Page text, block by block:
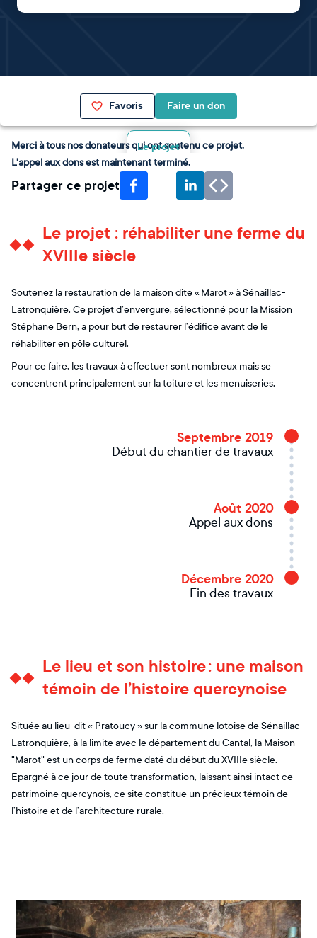
Favoris Faire un don
Le projet
Merci à tous nos donateurs qui ont soutenu ce projet.
L'appel aux dons est maintenant terminé.
Partager ce projet
Le projet : réhabiliter une ferme du
XVIIIe siècle
Soutenez la restauration de la maison dite « Marot » à Sénaillac-
Latronquière. Ce projet d’envergure, sélectionné pour la Mission
Stéphane Bern, a pour but de restaurer l’édifice avant de le
réhabiliter en pôle culturel.
Pour ce faire, les travaux à effectuer sont nombreux mais se
concentrent principalement sur la toiture et les menuiseries.
Septembre 2019
Début du chantier de travaux
Août 2020
Appel aux dons
Décembre 2020
Fin des travaux
Le lieu et son histoire : une maison
témoin de l’histoire quercynoise
Située au lieu-dit « Pratoucy » sur la commune lotoise de Sénaillac-
Latronquière, à la limite avec le département du Cantal, la Maison
"Marot" est un corps de ferme daté du début du XVIIIe siècle.
Epargné à ce jour de toute transformation, laissant ainsi intact ce
patrimoine quercynois, ce site constitue un précieux témoin de
l’histoire et de l’architecture rurale.